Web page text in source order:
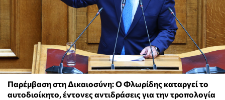
Παρέμβαση στη Δικαιοσύνη: Ο Φλωρίδης καταργεί το
αυτοδιοίκητο, έντονες αντιδράσεις για την τροπολογία